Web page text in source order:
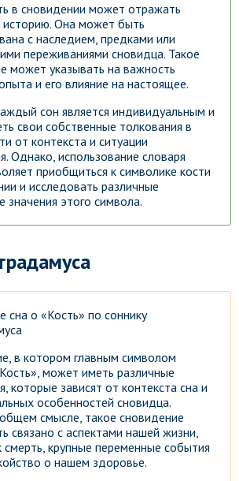
в сновидении может отражать
Она может быть
с наследием, предками или
переживаниями сновидца. Такое
может указывать на важность
и его влияние на настоящее.
сон является индивидуальным и
свои собственные толкования в
от контекста и ситуации
Однако, использование словаря
приобщиться к символике кости
и исследовать различные
этого символа.
сна о «Кость» по соннику
в котором главным символом
может иметь различные
которые зависят от контекста сна и
особенностей сновидца.
смысле, такое сновидение
связано с аспектами нашей жизни,
смерть, крупные переменные события
о нашем здоровье.